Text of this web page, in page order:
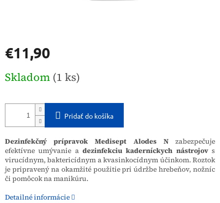
€11,90
cena:
Skladom (1 ks)
Pridať do košíka
Dezinfekčný prípravok Medisept Alodes Nzabezpečuje
efektívne umývanie a dezinfekciu kaderníckych nástrojovs
virucídnym, baktericídnym a kvasinkocídnym účinkom. Roztok
je pripravený na okamžité použitie pri údržbe hrebeňov, nožníc
či pomôcok na manikúru.
Detailné informácie